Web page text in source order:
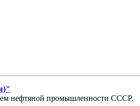
нефтяной промышленности СССР.